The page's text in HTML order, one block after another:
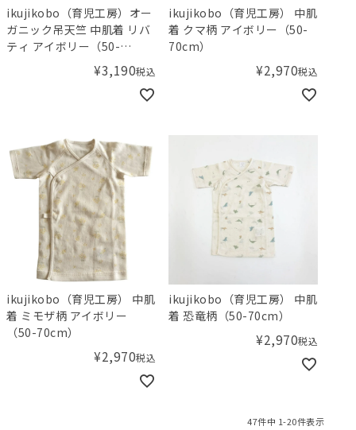
ikujikobo（育児工房）オー
ガニック吊天竺 中肌着 リバ
ティ アイボリー（50-
70cm） Michelle（ミシェ
¥3,190税込
ikujikobo（育児工房） 中肌
着 クマ柄 アイボリー（50-
70cm）
¥2,970税込
ikujikobo（育児工房） 中肌
着 ミモザ柄 アイボリー
（50-70cm）
¥2,970税込
ikujikobo（育児工房） 中肌
着 恐竜柄（50-70cm）
¥2,970税込
47件中 1-20件表示